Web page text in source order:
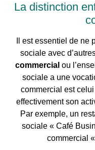
La distinction
Il est essentiel de ne
sociale avec
commercial ou
sociale a une
commercial est
effectivement son
Par exemple, un
sociale « Café
commercial